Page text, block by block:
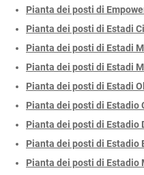
Pianta dei posti di
Pianta dei posti di Estadi
Pianta dei posti di Estadi
Pianta dei posti di Estadi
Pianta dei posti di Estadi
Pianta dei posti di Estadio
Pianta dei posti di Estadio
Pianta dei posti di Estadio
Pianta dei posti di Estadio